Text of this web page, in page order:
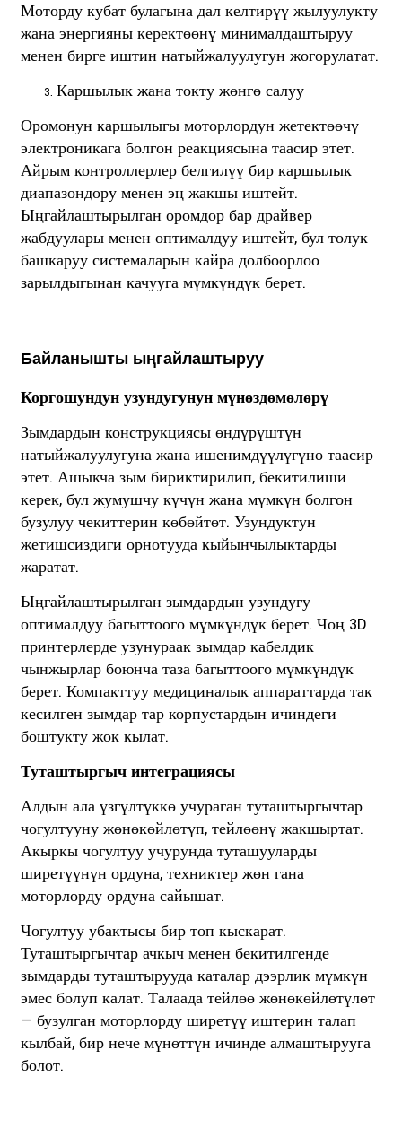
Моторду кубат булагына дал келтирүү жылуулукту
жана энергияны керектөөнү минималдаштыруу
менен бирге иштин натыйжалуулугун жогорулатат.
Каршылык жана токту жөнгө салуу
Оромонун каршылыгы моторлордун жетектөөчү
электроникага болгон реакциясына таасир этет.
Айрым контроллерлер белгилүү бир каршылык
диапазондору менен эң жакшы иштейт.
Ыңгайлаштырылган оромдор бар драйвер
жабдуулары менен оптималдуу иштейт, бул толук
башкаруу системаларын кайра долбоорлоо
зарылдыгынан качууга мүмкүндүк берет.
Байланышты ыңгайлаштыруу
Коргошундун узундугунун мүнөздөмөлөрү
Зымдардын конструкциясы өндүрүштүн
натыйжалуулугуна жана ишенимдүүлүгүнө таасир
этет. Ашыкча зым бириктирилип, бекитилиши
керек, бул жумушчу күчүн жана мүмкүн болгон
бузулуу чекиттерин көбөйтөт. Узундуктун
жетишсиздиги орнотууда кыйынчылыктарды
жаратат.
Ыңгайлаштырылган зымдардын узундугу
оптималдуу багыттоого мүмкүндүк берет. Чоң 3D
принтерлерде узунураак зымдар кабелдик
чынжырлар боюнча таза багыттоого мүмкүндүк
берет. Компакттуу медициналык аппараттарда так
кесилген зымдар тар корпустардын ичиндеги
боштукту жок кылат.
Туташтыргыч интеграциясы
Алдын ала үзгүлтүккө учураган туташтыргычтар
чогултууну жөнөкөйлөтүп, тейлөөнү жакшыртат.
Акыркы чогултуу учурунда туташууларды
ширетүүнүн ордуна, техниктер жөн гана
моторлорду ордуна сайышат.
Чогултуу убактысы бир топ кыскарат.
Туташтыргычтар ачкыч менен бекитилгенде
зымдарды туташтырууда каталар дээрлик мүмкүн
эмес болуп калат. Талаада тейлөө жөнөкөйлөтүлөт
— бузулган моторлорду ширетүү иштерин талап
кылбай, бир нече мүнөттүн ичинде алмаштырууга
болот.